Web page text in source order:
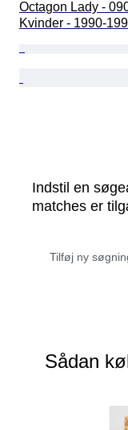
Octagon Lady -
Kvinder - 1990-
Indstil en
matches er
Sådan